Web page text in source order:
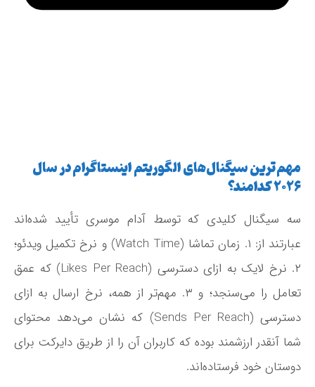
مهم‌ترین سیگنال‌های الگوریتم اینستاگرام در سال
۲۰۲۶ کدامند؟
سه سیگنال کلیدی که توسط آدام موسری تأیید شده‌اند
عبارتند از: ۱. زمان تماشا (Watch Time) و نرخ تکمیل ویدئو؛
۲. نرخ لایک به ازای دسترسی (Likes Per Reach) که عمق
تعامل را می‌سنجد؛ و ۳. مهم‌تر از همه، نرخ ارسال به ازای
دسترسی (Sends Per Reach) که نشان می‌دهد محتوای
شما آنقدر ارزشمند بوده که کاربران آن را از طریق دایرکت برای
دوستان خود فرستاده‌اند.